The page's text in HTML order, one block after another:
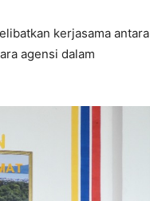
kerjasama antara
agensi dalam